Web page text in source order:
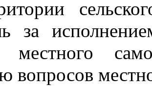
за
местного
вопросов